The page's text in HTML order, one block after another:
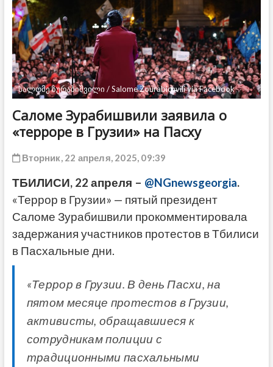
სალომე ზურაბიშვილი / Salome Zourabichvili via Facebook
Саломе Зурабишвили заявила о
«терроре в Грузии» на Пасху
Вторник, 22 апреля, 2025, 09:39
ТБИЛИСИ, 22 апреля – @NGnewsgeorgia.
«Террор в Грузии» — пятый президент
Саломе Зурабишвили прокомментировала
задержания участников протестов в Тбилиси
в Пасхальные дни.
«Террор в Грузии. В день Пасхи, на
пятом месяце протестов в Грузии,
активисты, обращавшиеся к
сотрудникам полиции с
традиционными пасхальными